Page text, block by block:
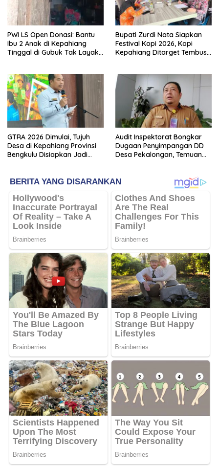
PWI LS Open Donasi: Bantu
Ibu 2 Anak di Kepahiang
Tinggal di Gubuk Tak Layak
Bupati Zurdi Nata Siapkan
Festival Kopi 2026, Kopi
Kepahiang Ditarget Tembus
GTRA 2026 Dimulai, Tujuh
Desa di Kepahiang Provinsi
Bengkulu Disiapkan Jadi
Audit Inspektorat Bongkar
Dugaan Penyimpangan DD
Desa Pekalongan, Temuan